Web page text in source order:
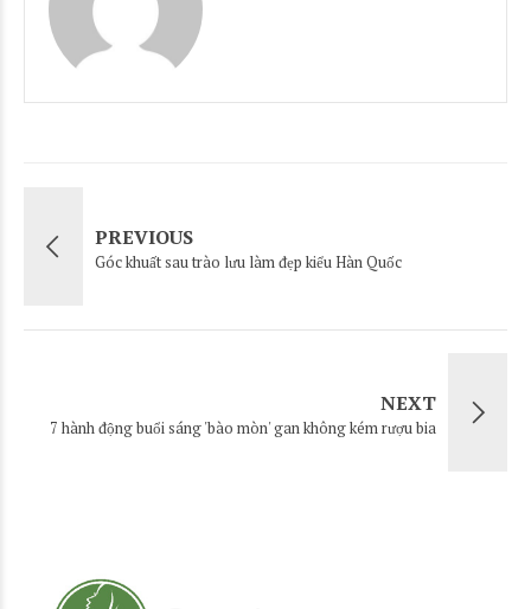
PREVIOUS
Góc khuất sau trào lưu làm đẹp kiểu Hàn Quốc
NEXT
7 hành động buổi sáng 'bào mòn' gan không kém rượu bia